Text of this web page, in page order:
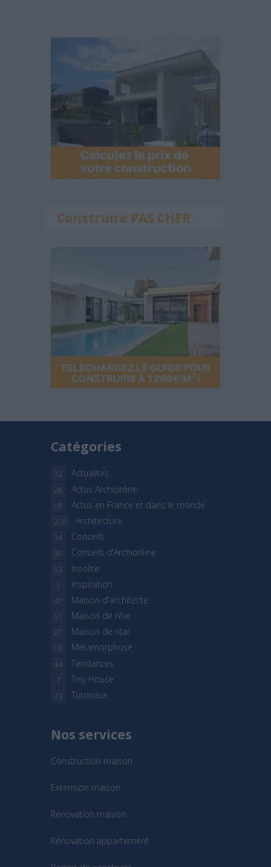
Construire PAS CHER
Catégories
Actualités
32
Actus Archionline
28
Actus en France et dans le monde
18
Architecture
206
Conseils
34
Conseils d'Archionline
30
Insolite
53
Inspiration
1
Maison d'architecte
47
Maison de rêve
51
Maison de star
27
Métamorphose
16
Tendances
44
Tiny House
7
Tutoriaux
23
Nos services
Construction maison
Extension maison
Rénovation maison
Rénovation appartement